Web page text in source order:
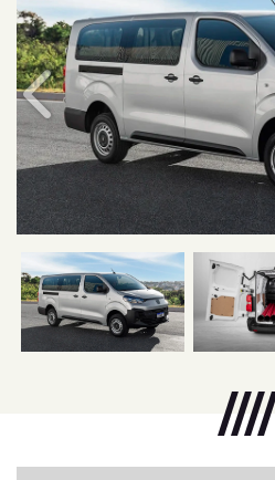
Anterior